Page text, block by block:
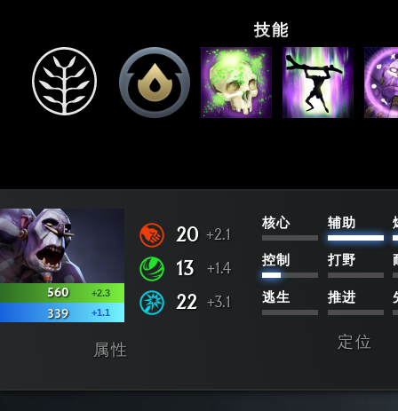
技能
560 +2.3
339 +1.1
20 +2.1
13 +1.4
22 +3.1
属性
核心 辅助
控制 打野
逃生 推进
定位